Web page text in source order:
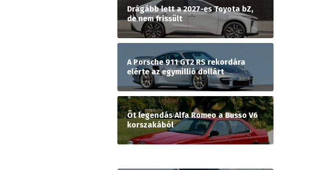
Drágább lett a 2027-es Toyota bZ,
de nem frissült
A Porsche 911 GT2 RS rekordára
elérte az egymillió dollárt
Öt legendás Alfa Romeo a Busso V6
korszakából